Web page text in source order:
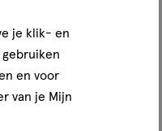
je klik- en
en voor
van je Mijn